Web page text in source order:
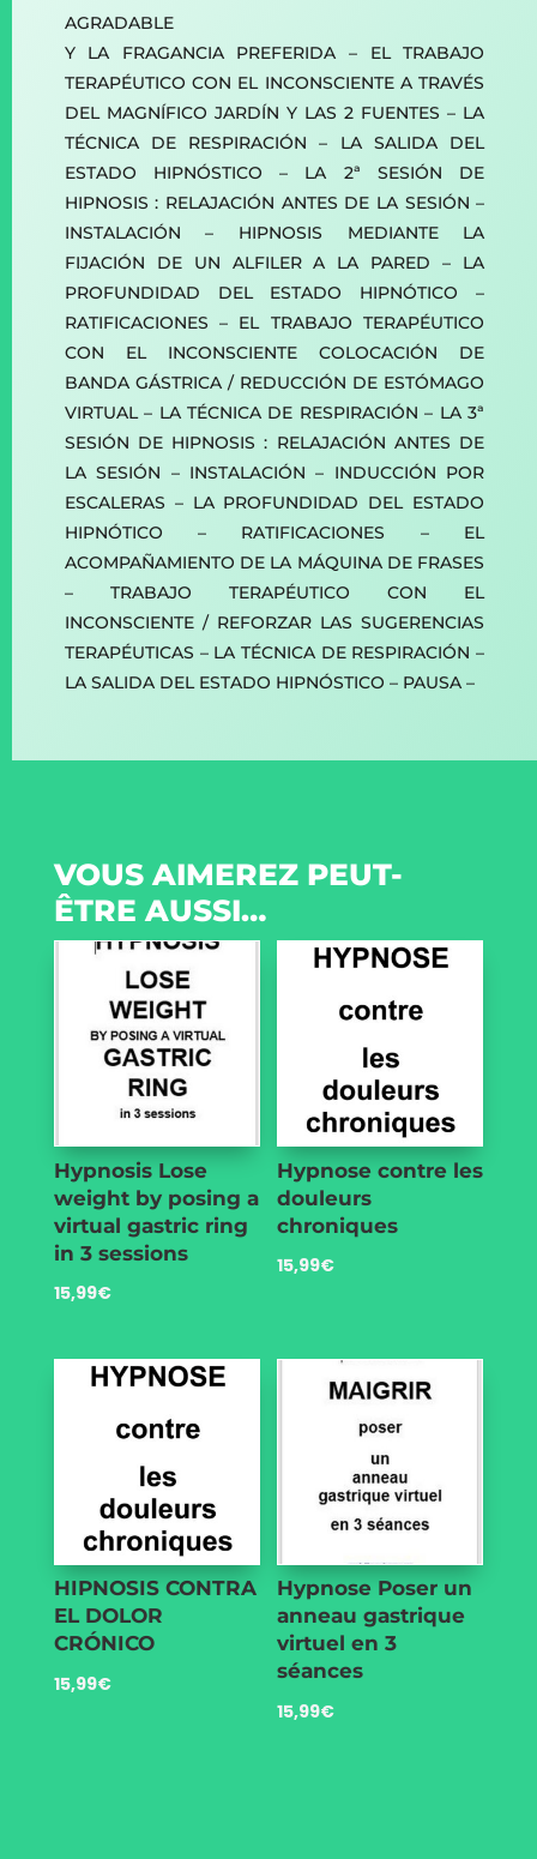
AGRADABLE
Y LA FRAGANCIA PREFERIDA – EL TRABAJO
TERAPÉUTICO CON EL INCONSCIENTE A TRAVÉS
DEL MAGNÍFICO JARDÍN Y LAS 2 FUENTES – LA
TÉCNICA DE RESPIRACIÓN – LA SALIDA DEL
ESTADO HIPNÓSTICO – LA 2ª SESIÓN DE
HIPNOSIS : RELAJACIÓN ANTES DE LA SESIÓN –
INSTALACIÓN – HIPNOSIS MEDIANTE LA
FIJACIÓN DE UN ALFILER A LA PARED – LA
PROFUNDIDAD DEL ESTADO HIPNÓTICO –
RATIFICACIONES – EL TRABAJO TERAPÉUTICO
CON EL INCONSCIENTE COLOCACIÓN DE
BANDA GÁSTRICA / REDUCCIÓN DE ESTÓMAGO
VIRTUAL – LA TÉCNICA DE RESPIRACIÓN – LA 3ª
SESIÓN DE HIPNOSIS : RELAJACIÓN ANTES DE
LA SESIÓN – INSTALACIÓN – INDUCCIÓN POR
ESCALERAS – LA PROFUNDIDAD DEL ESTADO
HIPNÓTICO – RATIFICACIONES – EL
ACOMPAÑAMIENTO DE LA MÁQUINA DE FRASES
– TRABAJO TERAPÉUTICO CON EL
INCONSCIENTE / REFORZAR LAS SUGERENCIAS
TERAPÉUTICAS – LA TÉCNICA DE RESPIRACIÓN –
LA SALIDA DEL ESTADO HIPNÓSTICO – PAUSA –
VOUS AIMEREZ PEUT-
ÊTRE AUSSI…
Hypnosis Lose
weight by posing a
virtual gastric ring
in 3 sessions
15,99€
Hypnose contre les
douleurs
chroniques
15,99€
HIPNOSIS CONTRA
EL DOLOR
CRÓNICO
15,99€
Hypnose Poser un
anneau gastrique
virtuel en 3
séances
15,99€